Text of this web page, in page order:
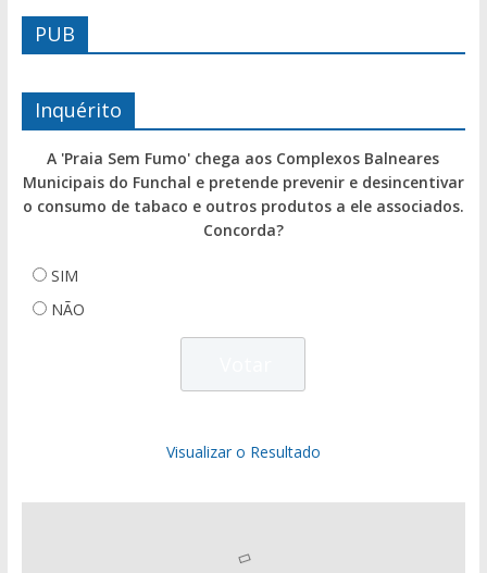
PUB
Inquérito
A 'Praia Sem Fumo' chega aos Complexos Balneares
Municipais do Funchal e pretende prevenir e desincentivar
o consumo de tabaco e outros produtos a ele associados.
Concorda?
SIM
NÃO
Visualizar o Resultado